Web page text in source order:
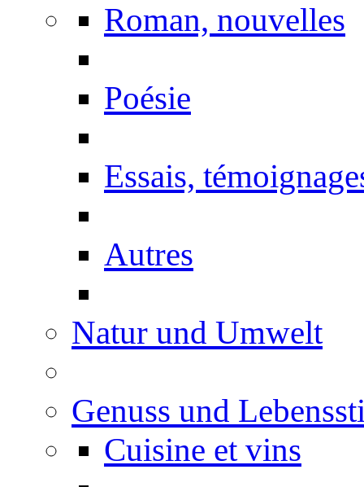
Roman, nouvelles
Poésie
Essais,
Autres
Natur und Umwelt
Genuss und
Cuisine et vins